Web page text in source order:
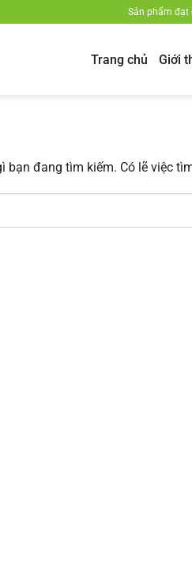
Sản phẩm đạt
Trang chủ Giới
đang tìm kiếm. Có lẽ việc